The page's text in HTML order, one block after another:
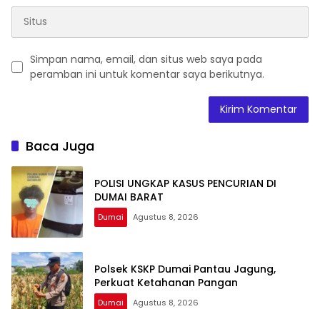
Simpan nama, email, dan situs web saya pada
peramban ini untuk komentar saya berikutnya.
Baca Juga
POLISI UNGKAP KASUS PENCURIAN DI
DUMAI BARAT
Dumai Agustus 8, 2026
Polsek KSKP Dumai Pantau Jagung,
Perkuat Ketahanan Pangan
Dumai Agustus 8, 2026